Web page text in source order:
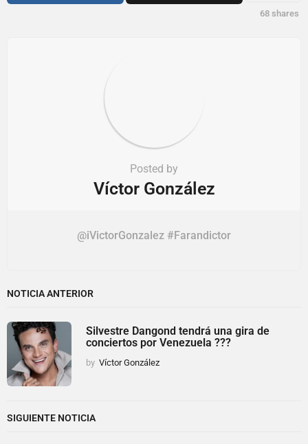
i
68 shares
Posted by
Víctor González
@iVictorGonzalez #Farandictor
NOTICIA ANTERIOR
Silvestre Dangond tendrá una gira de
conciertos por Venezuela ???
by Víctor González
SIGUIENTE NOTICIA